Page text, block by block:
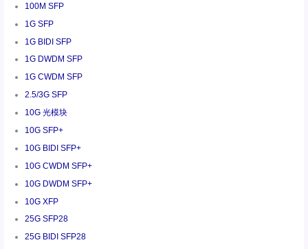
100M SFP
1G SFP
1G BIDI SFP
1G DWDM SFP
1G CWDM SFP
2.5/3G SFP
10G 光模块
10G SFP+
10G BIDI SFP+
10G CWDM SFP+
10G DWDM SFP+
10G XFP
25G SFP28
25G BIDI SFP28